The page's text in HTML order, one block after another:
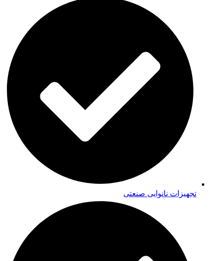
تجهیزات نانوایی صنعتی